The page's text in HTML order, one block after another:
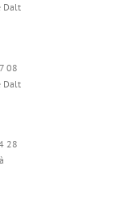
Dalt
08
Dalt
28